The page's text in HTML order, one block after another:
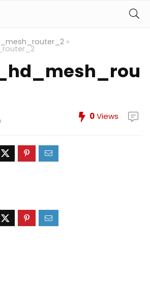
»
0Views